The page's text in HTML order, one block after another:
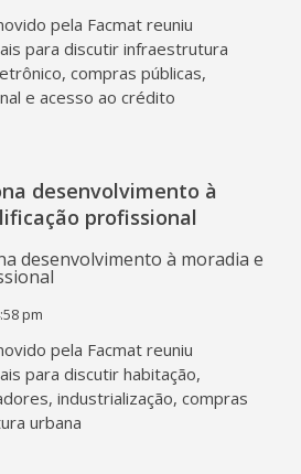
pela Facmat reuniu
para discutir infraestrutura
compras públicas,
e acesso ao crédito
desenvolvimento à
profissional
pm
pela Facmat reuniu
para discutir habitação,
industrialização, compras
urbana